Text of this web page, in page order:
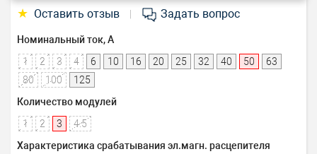
★ Оставить отзыв Задать вопрос
Номинальный ток, А
1
2 3 4 6 10 16 20 25 32 40 50
63
80
100
125
Количество модулей
1
2 3
4.5
Характеристика срабатывания эл.магн. расцепителя